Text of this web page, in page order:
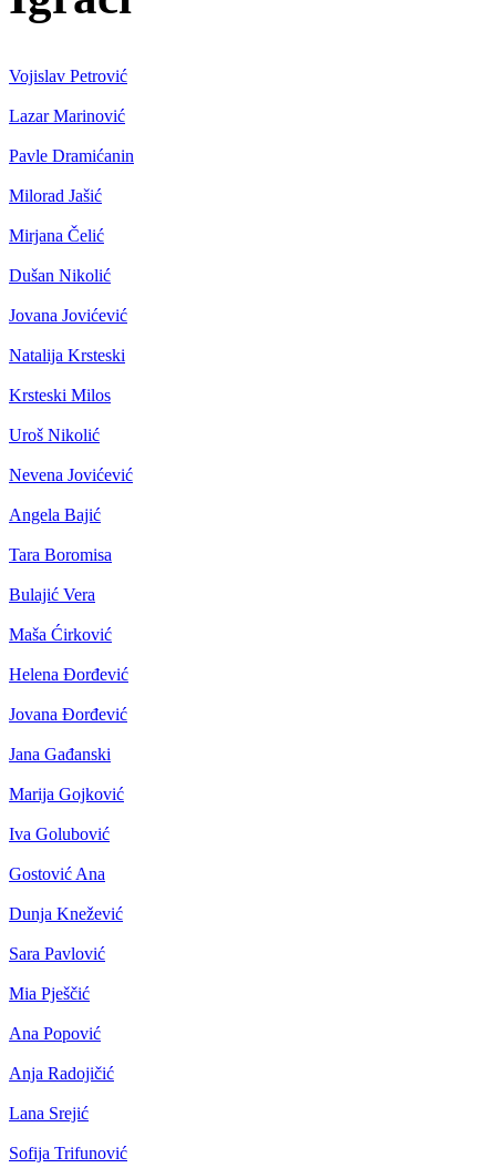
Vojislav Petrović
Lazar Marinović
Pavle Dramićanin
Milorad Jašić
Mirjana Čelić
Dušan Nikolić
Jovana Jovićević
Natalija Krsteski
Krsteski Milos
Uroš Nikolić
Nevena Jovićević
Angela Bajić
Tara Boromisa
Bulajić Vera
Maša Ćirković
Helena Đorđević
Jovana Đorđević
Jana Gađanski
Marija Gojković
Iva Golubović
Gostović Ana
Dunja Knežević
Sara Pavlović
Mia Pješčić
Ana Popović
Anja Radojičić
Lana Srejić
Sofija Trifunović